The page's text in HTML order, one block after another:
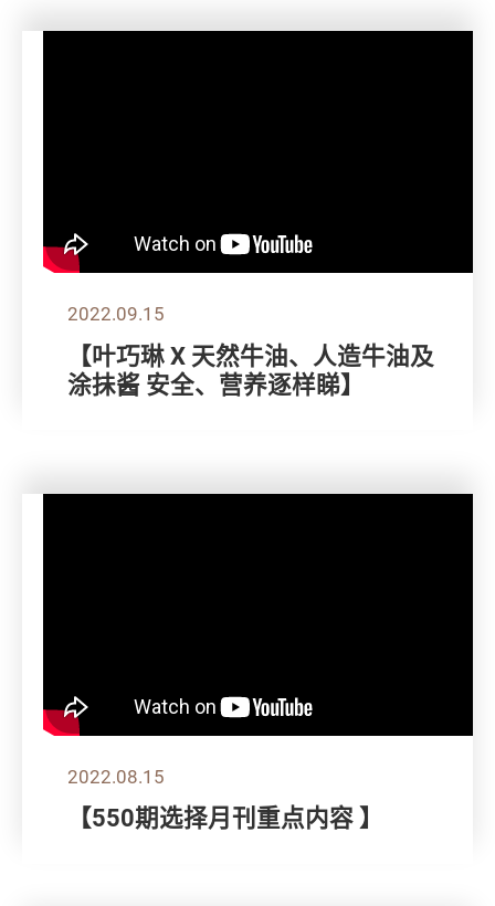
2022.09.15
【叶巧琳 X 天然牛油、人造牛油及
涂抺酱 安全、营养逐样睇】
2022.08.15
【550期选择月刊重点内容 】